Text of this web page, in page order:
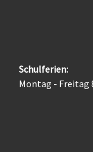
Schulferien:
Montag - Freitag